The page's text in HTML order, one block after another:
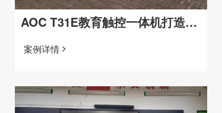
AOC T31E教育触控一体机打造高
效课堂
案例详情